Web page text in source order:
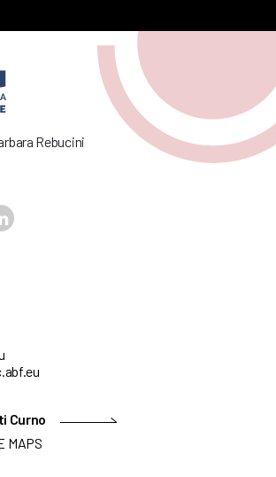
Rebucini
Curno
MAPS